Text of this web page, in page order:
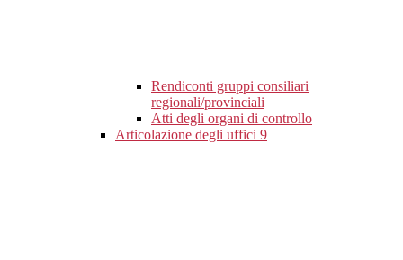
Rendiconti gruppi consiliari
regionali/provinciali
Atti degli organi di controllo
Articolazione degli uffici 9